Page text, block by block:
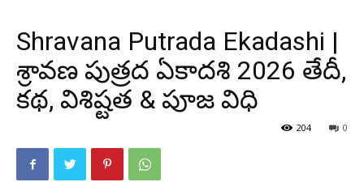
Shravana Putrada Ekadashi |
శ్రావణ పుత్రద ఏకాదశి 2026 తేదీ,
కథ, విశిష్టత & పూజ విధి
0
204